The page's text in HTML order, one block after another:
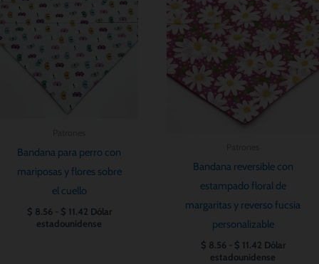
Bandana para perro con
mariposas y flores sobre
el cuello
$ 8.56 $ 11.42
precios:
desde
$ 8.56
hasta
$ 11.42
Dólar
estadounidense
Bandana reversible con
estampado floral de
margaritas y reverso fucsia
personalizable
$ 8.56 $ 11.42
precios:
desde
$ 8.56
hasta
$ 11.42
Dólar
estadounidense